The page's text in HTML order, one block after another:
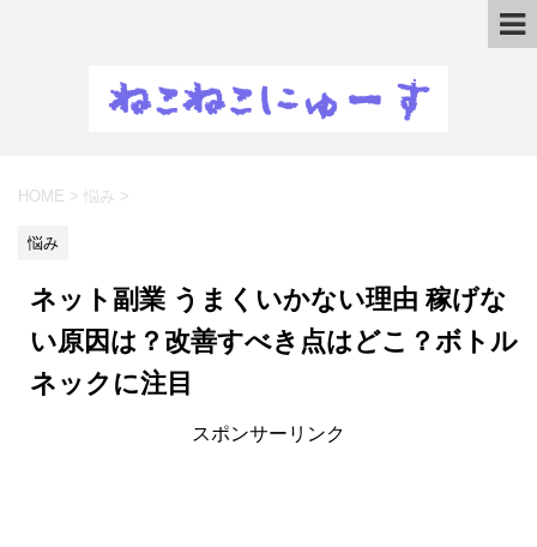
HOME > 悩み >
悩み
ネット副業 うまくいかない理由 稼げな
い原因は？改善すべき点はどこ？ボトル
ネックに注目
スポンサーリンク